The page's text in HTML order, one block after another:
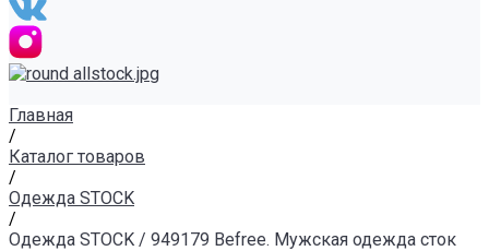
Главная
/
Каталог товаров
/
Одежда STOCK
/
Одежда STOCK / 949179 Befree. Мужская одежда сток